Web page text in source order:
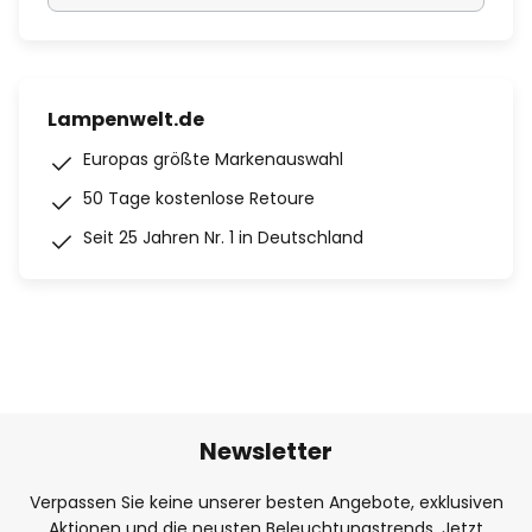
Lampenwelt.de
Europas größte Markenauswahl
50 Tage kostenlose Retoure
Seit 25 Jahren Nr. 1 in Deutschland
Newsletter
Verpassen Sie keine unserer besten Angebote, exklusiven